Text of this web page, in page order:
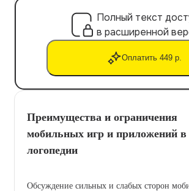
Полный текст
в расширенной
Оплатить 449 р.
Преимущества и ограничения
мобильных игр и приложений в
логопедии
Обсуждение сильных и слабых сторон